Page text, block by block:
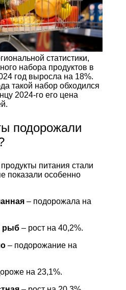
статистики,
набора продуктов в
год выросла на 18%.
такой набор обходился
2024-го его цена
подорожали
питания стали
показали особенно
– подорожала на
рыб– рост на 40,2%.
– подорожание на
на 23,1%.